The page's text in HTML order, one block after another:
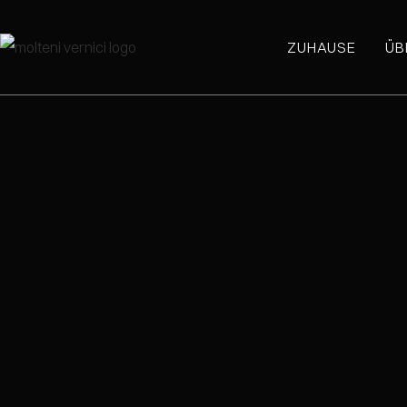
ZUHAUSE